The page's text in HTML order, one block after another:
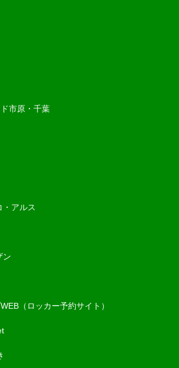
市原・千葉
・アルス
ン
（ロッカー予約サイト）